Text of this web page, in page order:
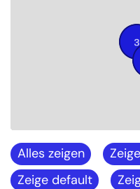
Alles zeigen
Zeige default